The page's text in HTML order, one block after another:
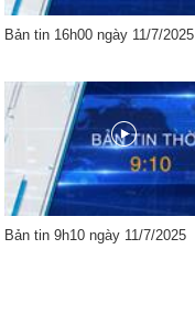
Bản tin 16h00 ngày 11/7/2025
Bản tin 9h10 ngày 11/7/2025